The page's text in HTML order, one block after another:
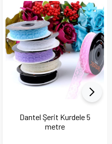
Dantel Şerit Kurdele 5
metre